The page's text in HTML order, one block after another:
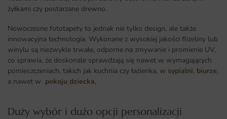
żyłkami czy postarzane drewno.
Nowoczesne fototapety to jednak nie tylko design, ale także
innowacyjna technologia. Wykonane z wysokiej jakości flizeliny lub
winylu są niezwykle trwałe, odporne na zmywanie i promienie UV,
co sprawia, że doskonale sprawdzają się nawet w wymagających
pomieszczeniach, takich jak kuchnia czy łazienka, w sypialni, biurze,
a nawet w pokoju dziecka,
Duży wybór i dużo opcji personalizacji ​